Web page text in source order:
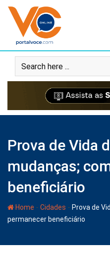
Prova de Vida
mudanças;
beneficiário
Home - Cidades - Prova de
permanecer beneficiário